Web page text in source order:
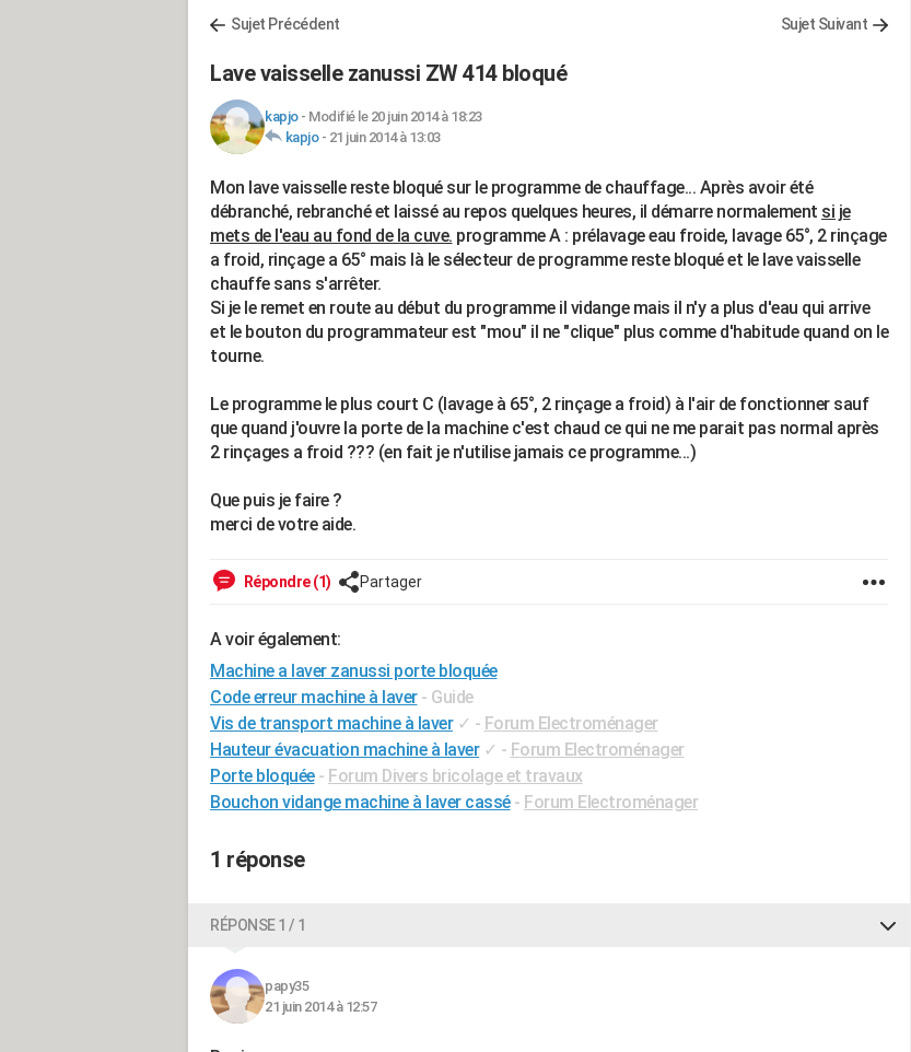
Sujet Précédent Sujet Suivant
Lave vaisselle zanussi ZW 414 bloqué
kapjo- Modifié le 20 juin 2014 à 18:23
kapjo- 21 juin 2014 à 13:03
Mon lave vaisselle reste bloqué sur le programme de chauffage... Après avoir été
débranché, rebranché et laissé au repos quelques heures, il démarre normalement si je
mets de l'eau au fond de la cuve. programme A : prélavage eau froide, lavage 65°, 2 rinçage
a froid, rinçage a 65° mais là le sélecteur de programme reste bloqué et le lave vaisselle
chauffe sans s'arrêter.
Si je le remet en route au début du programme il vidange mais il n'y a plus d'eau qui arrive
et le bouton du programmateur est "mou" il ne "clique" plus comme d'habitude quand on le
tourne.
Le programme le plus court C (lavage à 65°, 2 rinçage a froid) à l'air de fonctionner sauf
que quand j'ouvre la porte de la machine c'est chaud ce qui ne me parait pas normal après
2 rinçages a froid ??? (en fait je n'utilise jamais ce programme...)
Que puis je faire ?
merci de votre aide.
Répondre (1) Partager
A voir également:
Machine a laver zanussi porte bloquée
Code erreur machine à laver - Guide
Vis de transport machine à laver ✓ - Forum Electroménager
Hauteur évacuation machine à laver ✓ - Forum Electroménager
Porte bloquée - Forum Divers bricolage et travaux
Bouchon vidange machine à laver cassé - Forum Electroménager
1 réponse
RÉPONSE 1 / 1
papy35
21 juin 2014 à 12:57